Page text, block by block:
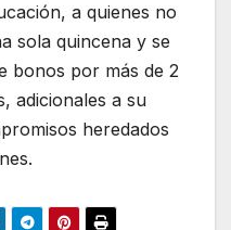
a quienes no
sola quincena y se
bonos por más de 2
adicionales a su
heredados